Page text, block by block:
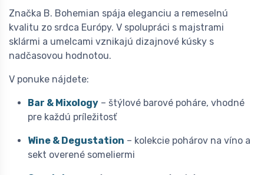
Značka B. Bohemian spája eleganciu a remeselnú
kvalitu zo srdca Európy. V spolupráci s majstrami
sklármi a umelcami vznikajú dizajnové kúsky s
nadčasovou hodnotou.
V ponuke nájdete:
Bar & Mixology – štýlové barové poháre, vhodné
pre každú príležitosť
Wine & Degustation – kolekcie pohárov na víno a
sekt overené someliermi